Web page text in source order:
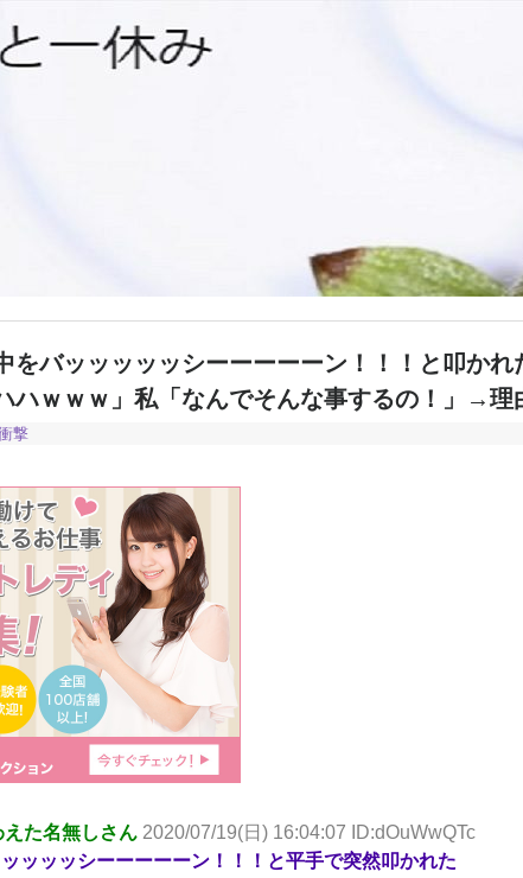
をバッッッッッシーーーーーン！！！と叩かれ
ハｗｗｗ」私「なんでそんな事するの！」→
撃
た名無しさん 2020/07/19(日) 16:04:07 ID:dOuWwQTc
ッッッシーーーーーン！！！と平手で突然叩かれた